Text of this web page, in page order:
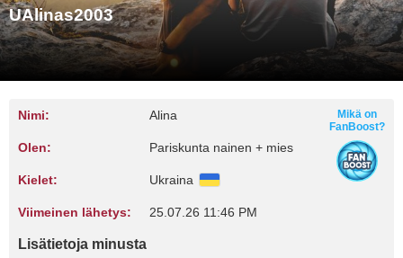
UAlinas2003
Nimi: Alina
Olen: Pariskunta nainen + mies
Kielet: Ukraina
Viimeinen lähetys: 25.07.26 11:46 PM
Mikä on
FanBoost?
Lisätietoja minusta